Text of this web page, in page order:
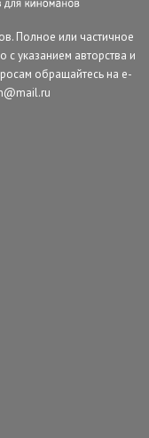
Полное или частичное
с указанием авторства и
обращайтесь на e-